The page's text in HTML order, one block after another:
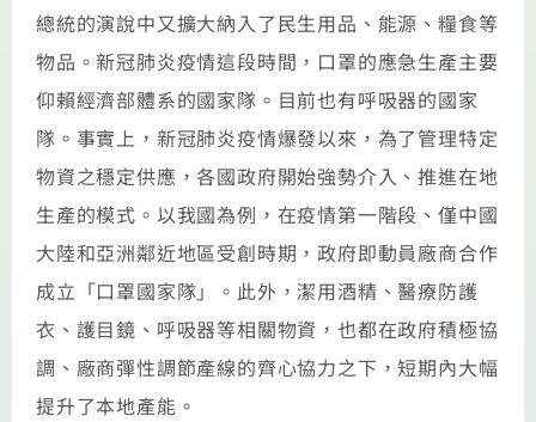
總統的演說中又擴大納入了民生用品、能源、糧食等
物品。新冠肺炎疫情這段時間，口罩的應急生產主要
仰賴經濟部體系的國家隊。目前也有呼吸器的國家
隊。事實上，新冠肺炎疫情爆發以來，為了管理特定
物資之穩定供應，各國政府開始強勢介入、推進在地
生產的模式。以我國為例，在疫情第一階段、僅中國
大陸和亞洲鄰近地區受創時期，政府即動員廠商合作
成立「口罩國家隊」。此外，潔用酒精、醫療防護
衣、護目鏡、呼吸器等相關物資，也都在政府積極協
調、廠商彈性調節產線的齊心協力之下，短期內大幅
提升了本地產能。